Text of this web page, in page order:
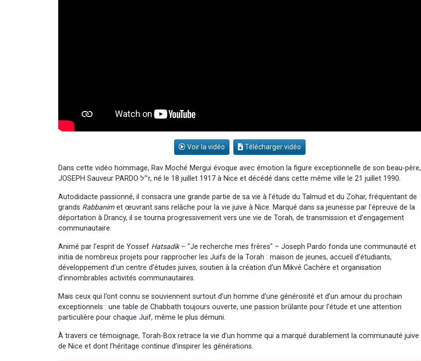
Voir la vidéo Télécharger vidéo
Dans cette vidéo hommage, Rav Moché Mergui évoque avec émotion la figure exceptionnelle de son beau-père,
JOSEPH Sauveur PARDO ז״ל, né le 18 juillet 1917 à Nice et décédé dans cette même ville le 21 juillet 1990.
Autodidacte passionné, il consacra une grande partie de sa vie à l’étude du Talmud et du Zohar, fréquentant de
grands Rabbanim et œuvrant sans relâche pour la vie juive à Nice. Marqué dans sa jeunesse par l’épreuve de la
déportation à Drancy, il se tourna progressivement vers une vie de Torah, de transmission et d’engagement
communautaire.
Animé par l’esprit de Yossef Hatsadik– "Je recherche mes frères" – Joseph Pardo fonda une communauté et
initia de nombreux projets pour rapprocher les Juifs de la Torah : maison de jeunes, accueil d’étudiants,
développement d’un centre d’études juives, soutien à la création d’un Mikvé Cachère et organisation
d’innombrables activités communautaires.
Mais ceux qui l’ont connu se souviennent surtout d’un homme d’une générosité et d’un amour du prochain
exceptionnels : une table de Chabbath toujours ouverte, une passion brûlante pour l’étude et une attention
particulière pour chaque Juif, même le plus démuni.
À travers ce témoignage, Torah-Box retrace la vie d’un homme qui a marqué durablement la communauté juive
de Nice et dont l’héritage continue d’inspirer les générations.